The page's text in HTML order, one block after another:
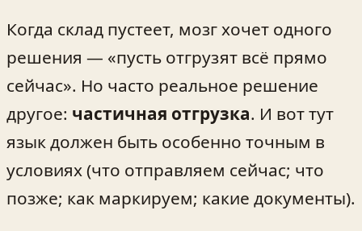
Когда склад пустеет, мозг хочет одного
решения — «пусть отгрузят всё прямо
сейчас». Но часто реальное решение
другое: частичная отгрузка. И вот тут
язык должен быть особенно точным в
условиях (что отправляем сейчас; что
позже; как маркируем; какие документы).